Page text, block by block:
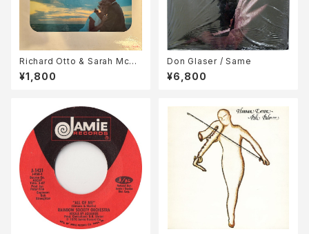
Richard Otto & Sarah McLa
wler / At The Break Of Day
¥1,800
Don Glaser / Same
¥6,800